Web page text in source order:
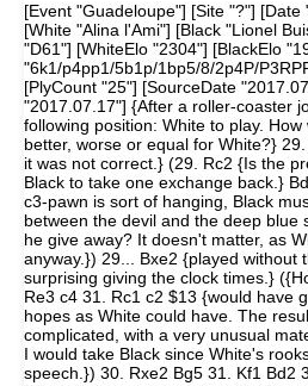
[Event "Guadeloupe"] [Site "?"]
[White "Alina l'Ami"] [Black "Lionel
"D61"] [WhiteElo "2304"] [BlackElo
"6k1/p4pp1/5b1p/1bp5/8/2p4P/
[PlyCount "25"] [SourceDate
"2017.07.17"] {After a roller-coaster
following position: White to play.
better, worse or equal for White?}
it was not correct.} (29. Rc2 {Is the
Black to take one exchange back.}
c3-pawn is sort of hanging, Black
between the devil and the deep blue
he give away? It doesn't matter, as
anyway.}) 29... Bxe2 {played without
surprising giving the clock times.}
Re3 c4 31. Rc1 c2 $13 {would have
hopes as White could have. The
complicated, with a very unusual
I would take Black since White's
speech.}) 30. Rxe2 Bg5 31. Kf1 Bd2